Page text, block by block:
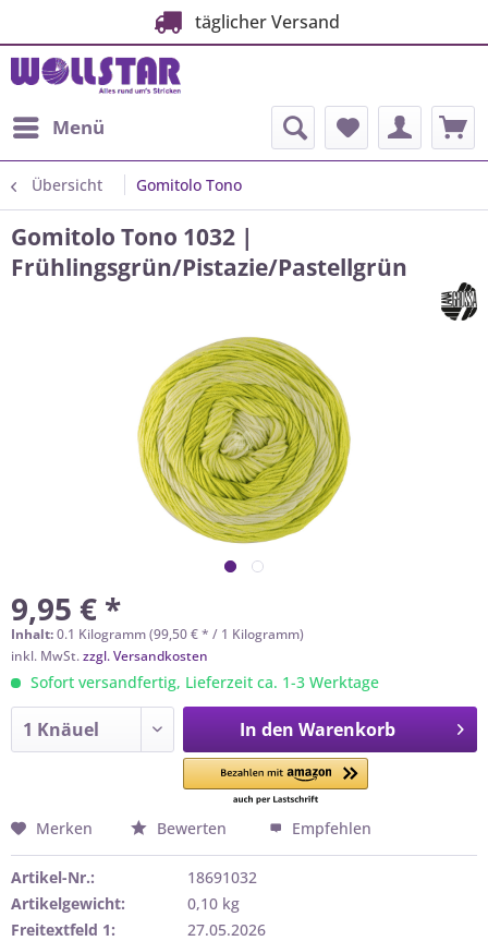
täglicher Versand
Menü
Übersicht Gomitolo Tono
Gomitolo Tono 1032 |
Frühlingsgrün/Pistazie/Pastellgrün
9,95 € *
Inhalt:0.1 Kilogramm (99,50 € * / 1 Kilogramm)
inkl. MwSt.zzgl. Versandkosten
Sofort versandfertig, Lieferzeit ca. 1-3 Werktage
In den Warenkorb
Merken Bewerten Empfehlen
Artikel-Nr.:
18691032
Artikelgewicht:
0,10 kg
Freitextfeld 1:
27.05.2026